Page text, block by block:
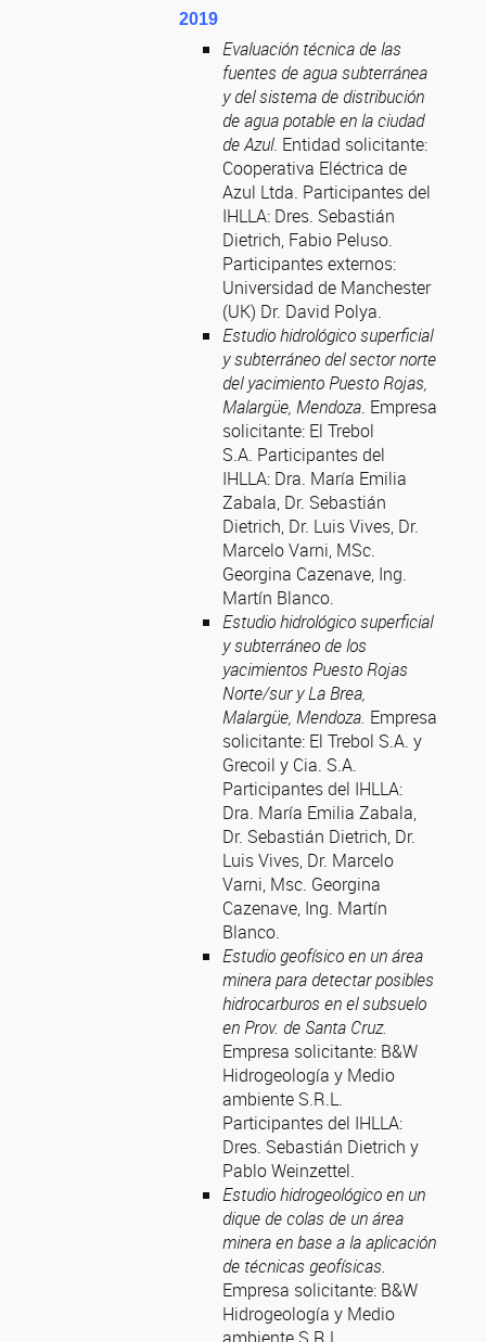
2019
Evaluación técnica de las
fuentes de agua subterránea
y del sistema de distribución
de agua potable en la ciudad
de Azul. Entidad solicitante:
Cooperativa Eléctrica de
Azul Ltda. Participantes del
IHLLA: Dres. Sebastián
Dietrich, Fabio Peluso.
Participantes externos:
Universidad de Manchester
(UK) Dr. David Polya.
Estudio hidrológico superficial
y subterráneo del sector norte
del yacimiento Puesto Rojas,
Malargüe, Mendoza. Empresa
solicitante: El Trebol
S.A. Participantes del
IHLLA: Dra. María Emilia
Zabala, Dr. Sebastián
Dietrich, Dr. Luis Vives, Dr.
Marcelo Varni, MSc.
Georgina Cazenave, Ing.
Martín Blanco.
Estudio hidrológico superficial
y subterráneo de los
yacimientos Puesto Rojas
Norte/sur y La Brea,
Malargüe, Mendoza. Empresa
solicitante: El Trebol S.A. y
Grecoil y Cia. S.A.
Participantes del IHLLA:
Dra. María Emilia Zabala,
Dr. Sebastián Dietrich, Dr.
Luis Vives, Dr. Marcelo
Varni, Msc. Georgina
Cazenave, Ing. Martín
Blanco.
Estudio geofísico en un área
minera para detectar posibles
hidrocarburos en el subsuelo
en Prov. de Santa Cruz.
Empresa solicitante: B&W
Hidrogeología y Medio
ambiente S.R.L.
Participantes del IHLLA:
Dres. Sebastián Dietrich y
Pablo Weinzettel.
Estudio hidrogeológico en un
dique de colas de un área
minera en base a la aplicación
de técnicas geofísicas.
Empresa solicitante: B&W
Hidrogeología y Medio